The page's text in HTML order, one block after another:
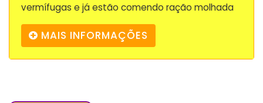
vermífugas e já estão comendo ração molhada
MAIS INFORMAÇÕES